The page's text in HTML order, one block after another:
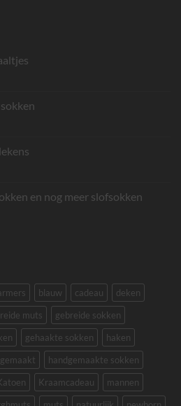
en nog meer slofsokken
blauw cadeau
deken
muts
gebreide sokken
gehaakte sokken
haken
handgemaakte sokken
Kraamcadeau
mannen